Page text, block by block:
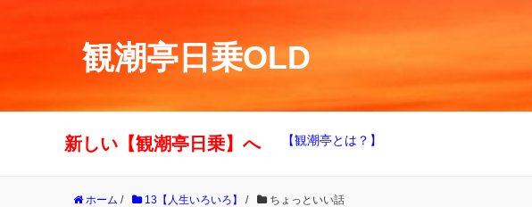
観潮亭日乗OLD
新しい【観潮亭日乗】へ 【観潮亭とは？】
ホーム / 13【人生いろいろ】 / ちょっといい話